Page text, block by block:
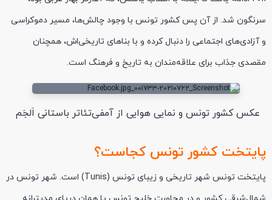
سرنگون شد. از آن پس کشور تونس با وجود چالش‌ها، مسیر دموکراسی
و آزادی‌های اجتماعی را دنبال کرده و با بناهای تاریخی‌اش، همچنان
مقصدی جذاب برای علاقه‌مندان به تاریخ و فرهنگ است.
عکس کشور تونس و نمایی هوایی از آمفی‌تئاتر باستانی اَلجَم
پایتخت کشور تونس کجاست؟
پایتخت تونس شهر تاریخی و زیبای تونس (Tunis) است. شهر تونس در